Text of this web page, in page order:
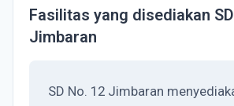
Fasilitas yang disediakan
Jimbaran
SD No. 12 Jimbaran